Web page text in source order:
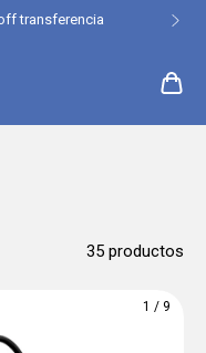
transferencia
35 productos
1 / 9